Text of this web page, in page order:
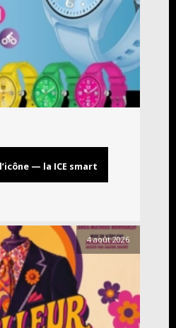
— la ICE smart
4 août 2026